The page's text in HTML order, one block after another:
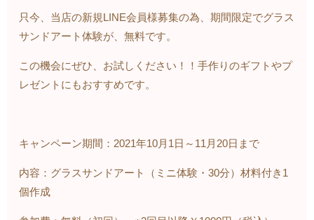
只今、当店の新規LINE会員様募集の為、期間限定でグラス
サンドアート体験が、無料です。
この機会にぜひ、お試しください！！手作りのギフトやプ
レゼントにもおすすめです。
キャンペーン期間：2021年10月1日～11月20日まで
内容：グラスサンドアート（ミニ体験・30分）材料付き1
個作成